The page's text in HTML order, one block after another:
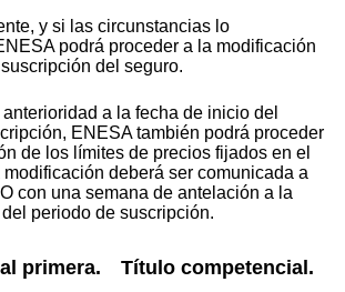
y si las circunstancias lo
podrá proceder a la modificación
del seguro.
a la fecha de inicio del
ENESA también podrá proceder
de los límites de precios fijados en el
deberá ser comunicada a
con una semana de antelación a la
periodo de suscripción.
primera. Título competencial.